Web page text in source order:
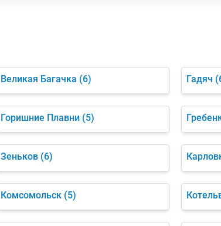
Великая Багачка (6) Гадяч
Горишние Плавни (5)
Зеньков (6)
Комсомольск (5)